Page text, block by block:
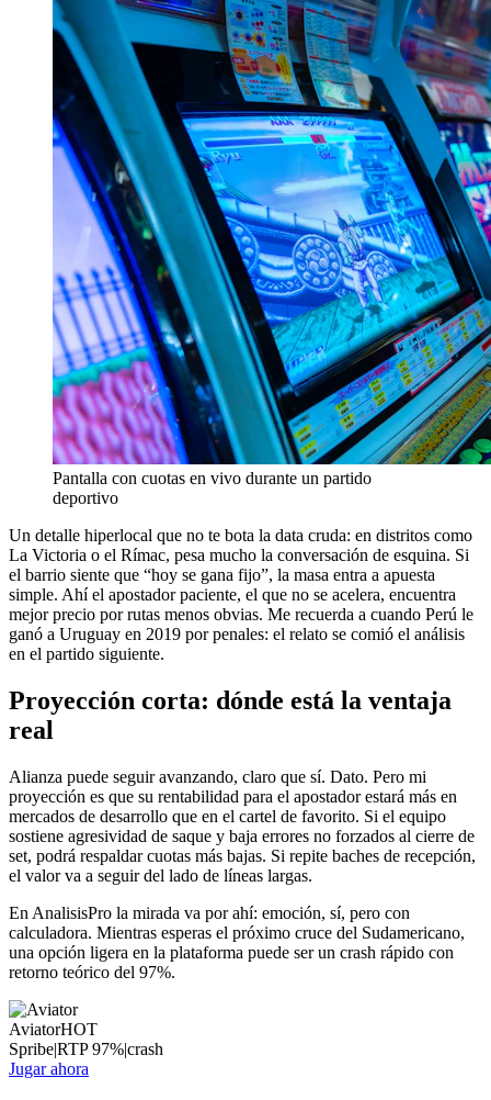
Pantalla con cuotas en vivo durante un partido
deportivo
Un detalle hiperlocal que no te bota la data cruda: en distritos como
La Victoria o el Rímac, pesa mucho la conversación de esquina. Si
el barrio siente que “hoy se gana fijo”, la masa entra a apuesta
simple. Ahí el apostador paciente, el que no se acelera, encuentra
mejor precio por rutas menos obvias. Me recuerda a cuando Perú le
ganó a Uruguay en 2019 por penales: el relato se comió el análisis
en el partido siguiente.
Proyección corta: dónde está la ventaja
real
Alianza puede seguir avanzando, claro que sí. Dato. Pero mi
proyección es que su rentabilidad para el apostador estará más en
mercados de desarrollo que en el cartel de favorito. Si el equipo
sostiene agresividad de saque y baja errores no forzados al cierre de
set, podrá respaldar cuotas más bajas. Si repite baches de recepción,
el valor va a seguir del lado de líneas largas.
En AnalisisPro la mirada va por ahí: emoción, sí, pero con
calculadora. Mientras esperas el próximo cruce del Sudamericano,
una opción ligera en la plataforma puede ser un crash rápido con
retorno teórico del 97%.
AviatorHOT
Spribe|RTP97%|crash
Jugar ahora